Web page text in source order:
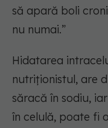
să apară boli
nu numai.”
Hidatarea
nutriționistul, are
săracă în sodiu,
în celulă, poate fi